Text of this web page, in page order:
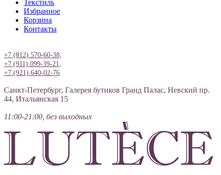
Текстиль
Избранное
Корзина
Контакты
+7 (812) 570-60-38,
+7 (911) 099-39-21,
+7 (921) 640-02-76
Санкт-Петербург, Галерея бутиков Гранд Палас, Невский пр.
44, Итальянская 15
11:00-21:00, без выходных